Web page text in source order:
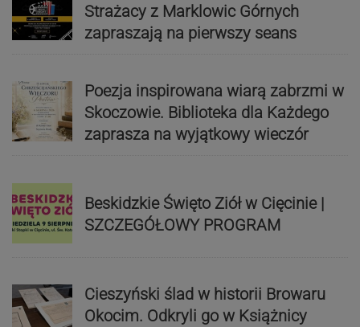
Strażacy z Marklowic Górnych
zapraszają na pierwszy seans
Poezja inspirowana wiarą zabrzmi w
Skoczowie. Biblioteka dla Każdego
zaprasza na wyjątkowy wieczór
Beskidzkie Święto Ziół w Cięcinie |
SZCZEGÓŁOWY PROGRAM
Cieszyński ślad w historii Browaru
Okocim. Odkryli go w Książnicy